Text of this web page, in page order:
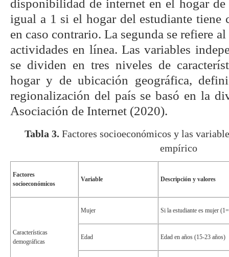
disponibilidad de internet en el hogar de
igual a 1 si el hogar del estudiante tiene
en caso contrario. La segunda se refiere
actividades en línea. Las variables
se dividen en tres niveles de
hogar y de ubicación geográfica,
regionalización del país se basó en la
Asociación de Internet (2020).
Tabla 3. Factores socioeconómicos y las
empírico
Factores
socioeconómicos
Variable Descripción y valores
Características
demográficas
Mujer Si la estudiante es mujer
Edad Edad en años (15-23 años)